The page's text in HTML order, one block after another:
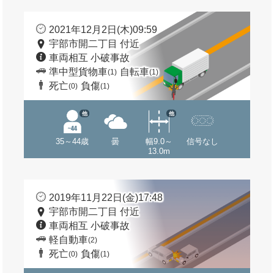
2021年12月2日(木)09:59
宇部市開二丁目 付近
車両相互 小破事故
準中型貨物車(1) 自転車(1)
死亡(0) 負傷(1)
35～44歳
他
曇
幅9.0～
13.0m
他
信号なし
2019年11月22日(金)17:48
宇部市開二丁目 付近
車両相互 小破事故
軽自動車(2)
死亡(0) 負傷(1)